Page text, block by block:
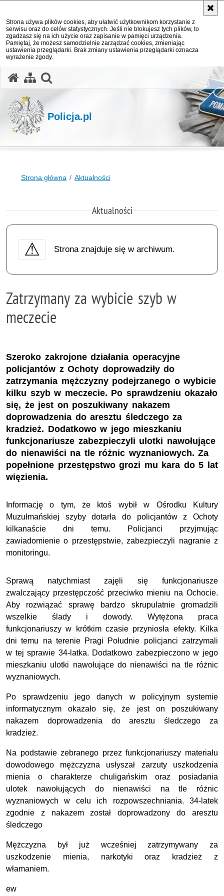
Strona używa plików cookies, aby ułatwić użytkownikom korzystanie z
serwisu oraz do celów statystycznych. Jeśli nie blokujesz tych plików, to
zgadzasz się na ich użycie oraz zapisanie w pamięci urządzenia.
Pamiętaj, że możesz samodzielnie zarządzać cookies, zmieniając
ustawienia przeglądarki. Brak zmiany ustawienia przeglądarki oznacza
wyrażenie zgody.
Policja.pl
Strona główna Aktualności
Aktualności
Strona znajduje się w archiwum.
Zatrzymany za wybicie szyb w
meczecie
Szeroko zakrojone działania operacyjne
policjantów z Ochoty doprowadziły do
zatrzymania mężczyzny podejrzanego o wybicie
kilku szyb w meczecie. Po sprawdzeniu okazało
się, że jest on poszukiwany nakazem
doprowadzenia do aresztu śledczego za
kradzież. Dodatkowo w jego mieszkaniu
funkcjonariusze zabezpieczyli ulotki nawołujące
do nienawiści na tle różnic wyznaniowych. Za
popełnione przestępstwo grozi mu kara do 5 lat
więzienia.
Informację o tym, że ktoś wybił w Ośrodku Kultury
Muzułmańskiej szyby dotarła do policjantów z Ochoty
kilkanaście dni temu. Policjanci przyjmując
zawiadomienie o przestępstwie, zabezpieczyli nagranie z
monitoringu.
Sprawą natychmiast zajęli się funkcjonariusze
zwalczający przestępczość przeciwko mieniu na Ochocie.
Aby rozwiązać sprawę bardzo skrupulatnie gromadzili
wszelkie ślady i dowody. Wytężona praca
funkcjonariuszy w krótkim czasie przyniosła efekty. Kilka
dni temu na terenie Pragi Południe policjanci zatrzymali
w tej sprawie 34-latka. Dodatkowo zabezpieczono w jego
mieszkaniu ulotki nawołujące do nienawiści na tle różnic
wyznaniowych.
Po sprawdzeniu jego danych w policyjnym systemie
informatycznym okazało się, że jest on poszukiwany
nakazem doprowadzenia do aresztu śledczego za
kradzież.
Na podstawie zebranego przez funkcjonariuszy materiału
dowodowego mężczyzna usłyszał zarzuty uszkodzenia
mienia o charakterze chuligańskim oraz posiadania
ulotek nawołujących do nienawiści na tle różnic
wyznaniowych w celu ich rozpowszechniania. 34-latek
zgodnie z nakazem został doprowadzony do aresztu
śledczego
Mężczyzna był już wcześniej zatrzymywany za
uszkodzenie mienia, narkotyki oraz kradzież z
włamaniem.
ew